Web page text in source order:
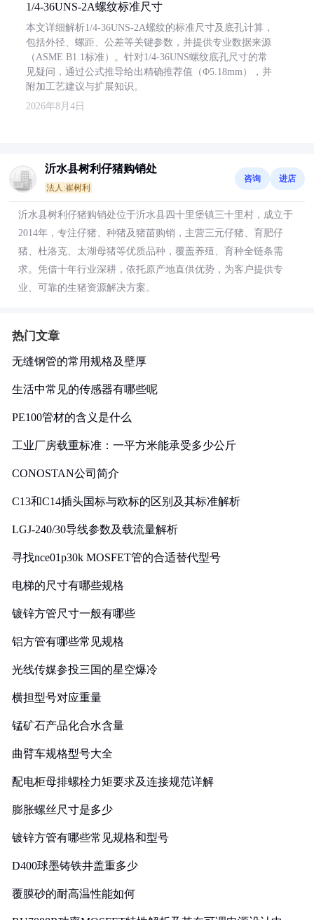
1/4-36UNS-2A螺纹标准尺寸
本文详细解析1/4-36UNS-2A螺纹的标准尺寸及底孔计算，
包括外径、螺距、公差等关键参数，并提供专业数据来源
（ASME B1.1标准）。针对1/4-36UNS螺纹底孔尺寸的常
见疑问，通过公式推导给出精确推荐值（Φ5.18mm），并
附加工艺建议与扩展知识。
2026年8月4日
沂水县树利仔猪购销处
法人:崔树利
咨询 进店
沂水县树利仔猪购销处位于沂水县四十里堡镇三十里村，成立于
2014年，专注仔猪、种猪及猪苗购销，主营三元仔猪、育肥仔
猪、杜洛克、太湖母猪等优质品种，覆盖养殖、育种全链条需
求。凭借十年行业深耕，依托原产地直供优势，为客户提供专
业、可靠的生猪资源解决方案。
热门文章
无缝钢管的常用规格及壁厚
生活中常见的传感器有哪些呢
PE100管材的含义是什么
工业厂房载重标准：一平方米能承受多少公斤
CONOSTAN公司简介
C13和C14插头国标与欧标的区别及其标准解析
LGJ-240/30导线参数及载流量解析
寻找nce01p30k MOSFET管的合适替代型号
电梯的尺寸有哪些规格
镀锌方管尺寸一般有哪些
铝方管有哪些常见规格
光线传媒参投三国的星空爆冷
横担型号对应重量
锰矿石产品化合水含量
曲臂车规格型号大全
配电柜母排螺栓力矩要求及连接规范详解
膨胀螺丝尺寸是多少
镀锌方管有哪些常见规格和型号
D400球墨铸铁井盖重多少
覆膜砂的耐高温性能如何